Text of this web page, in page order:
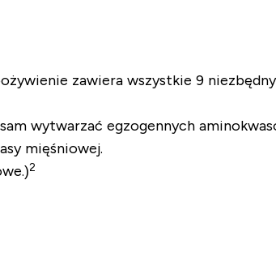
zawiera wszystkie 9
wytwarzać egzogennych
mięśniowej.
2